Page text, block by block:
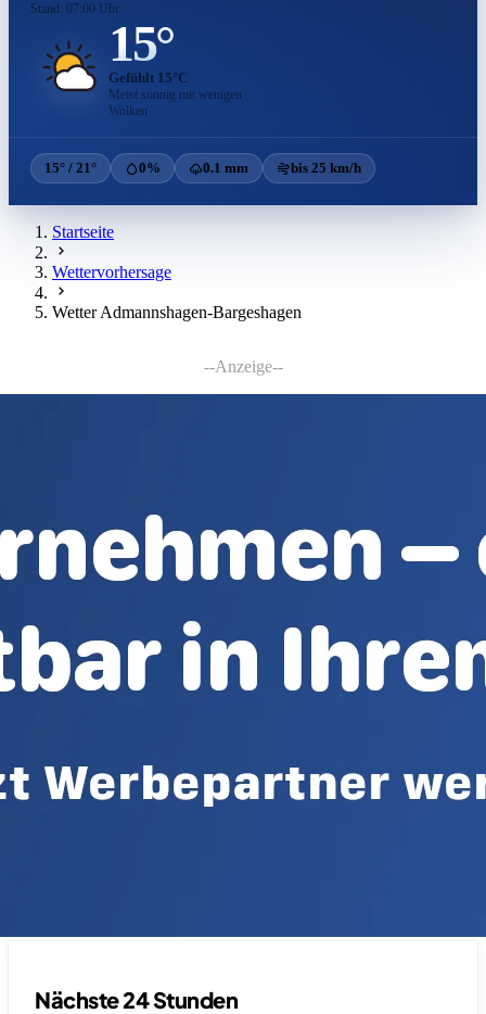
Stand: 07:00 Uhr
15°
Gefühlt 15°C
Meist sonnig mit wenigen
Wolken
15° / 21° 0% 0.1 mm bis 25 km/h
Startseite
Wettervorhersage
Wetter Admannshagen-Bargeshagen
--Anzeige--
Nächste 24 Stunden